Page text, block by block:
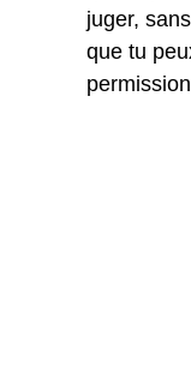
juger,
que tu